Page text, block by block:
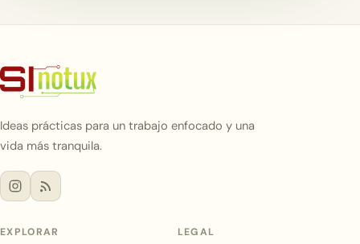
Ideas prácticas para un trabajo enfocado y una
vida más tranquila.
EXPLORAR LEGAL